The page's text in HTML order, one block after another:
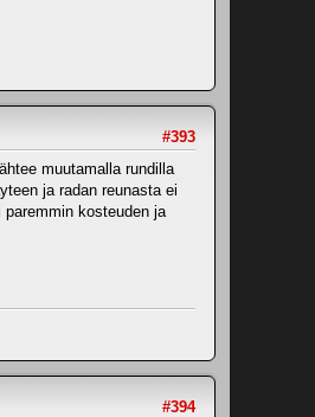
#393
muutamalla rundilla
ja radan reunasta ei
kosteuden ja
#394